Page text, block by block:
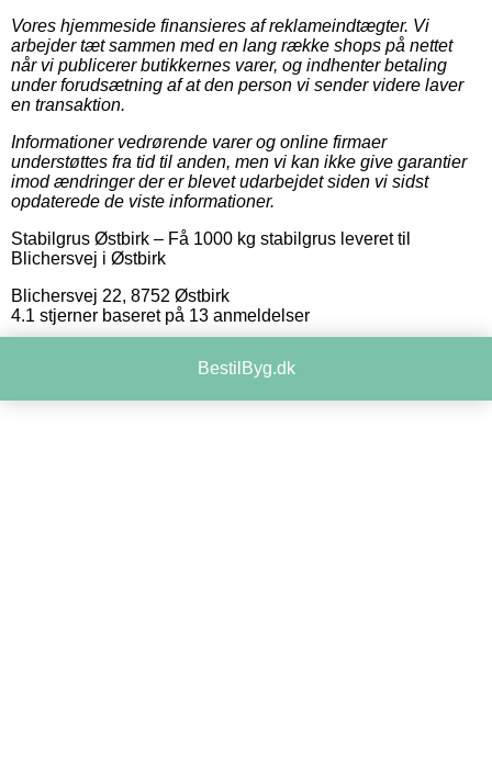
Vores hjemmeside finansieres af reklameindtægter. Vi
arbejder tæt sammen med en lang række shops på nettet
når vi publicerer butikkernes varer, og indhenter betaling
under forudsætning af at den person vi sender videre laver
en transaktion.
Informationer vedrørende varer og online firmaer
understøttes fra tid til anden, men vi kan ikke give garantier
imod ændringer der er blevet udarbejdet siden vi sidst
opdaterede de viste informationer.
Stabilgrus Østbirk – Få 1000 kg stabilgrus leveret til
Blichersvej i Østbirk
Blichersvej 22, 8752 Østbirk
4.1 stjerner baseret på 13 anmeldelser
BestilByg.dk